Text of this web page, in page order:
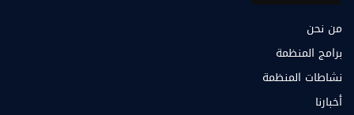
من نحن
برامج المنظمة
نشاطات المنظمة
أخبارنا